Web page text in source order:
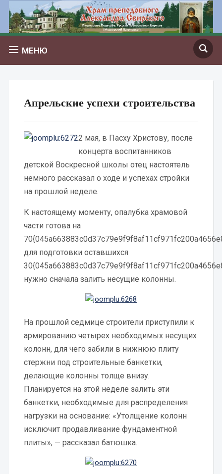
МЕНЮ
Апрельские успехи строительства
2 мая, в Пасху Христову, после
концерта воспитанников
детской Воскресной школы отец настоятель
немного рассказал о ходе и успехах стройки
на прошлой неделе.
К настоящему моменту, опалубка храмовой
части готова на
для подготовки оставшихся
нужно сначала залить несущие колонны.
На прошлой седмице строители приступили к
армированию четырех необходимых несущих
колонн, для чего забили в нижнюю плиту
стержни под строительные банкетки,
делающие колонны толще внизу.
Планируется на этой неделе залить эти
банкетки, необходимые для распределения
нагрузки на основание: «Утолщение колонн
исключит продавливание фундаментной
плиты», — рассказал батюшка.